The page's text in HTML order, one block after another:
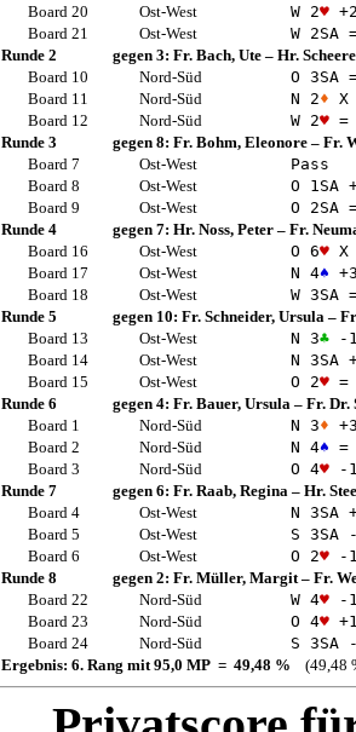
Board 20
Ost-West W 2♥
Board 21
Ost-West W 2SA
Runde 2
gegen 3: Fr. Bach, Ute– Hr.
Board 10
Nord-Süd O 3SA
Board 11
Nord-Süd N 2♦ X
Board 12
Nord-Süd W 2♥=
Runde 3
gegen 8: Fr. Bohm, Eleonore– Fr.
Board 7
Ost-West
Pass
Board 8
Ost-West O 1 SA
Board 9
Ost-West O 2SA
Runde 4
gegen 7: Hr. Noss, Peter– Fr.
Board 16
Ost-West O 6♥X
Board 17
Ost-West N 4♠
Board 18
Ost-West W 3SA
Runde 5
gegen 10: Fr. Schneider, Ursula –
Board 13
Ost-West N 3♣-
Board 14
Ost-West N 3SA
Board 15
Ost-West O 2♥=
Runde 6
gegen 4: Fr. Bauer, Ursula – Fr. Dr.
Board 1
Nord-Süd N 3♦
Board 2
Nord-Süd N 4♠ =
Board 3
Nord-Süd O 4♥-
Runde 7
gegen 6: Fr. Raab, Regina – Hr.
Board 4
Ost-West N 3SA
Board 5
Ost-West S 3SA-
Board 6
Ost-West O 2♥-
Runde 8
gegen 2: Fr. Müller, Margit– Fr.
Board 22
Nord-Süd W 4♥-
Board 23
Nord-Süd O 4♥
Board 24
Nord-Süd S 3SA-
Ergebnis: 6. Rang mit 95,0 MP = 49,48 % (49,48